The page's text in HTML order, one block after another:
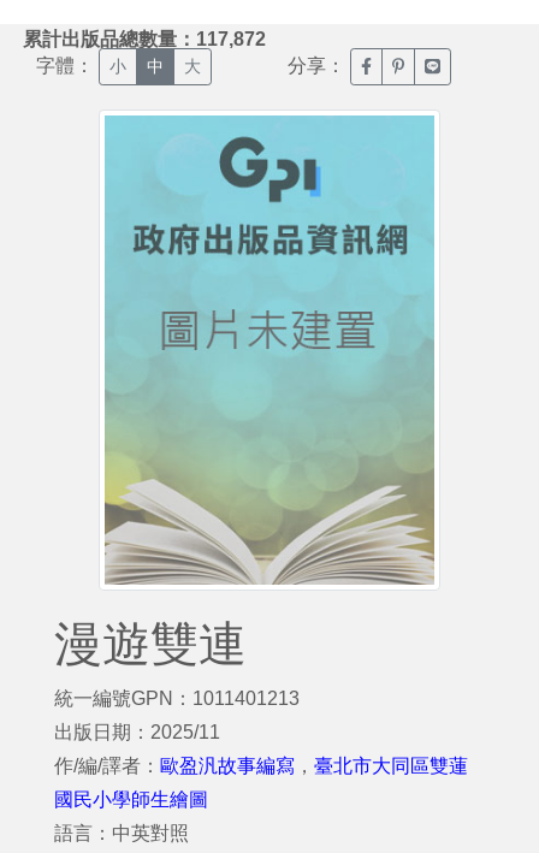
累計出版品總數量：117,872
字體： 小 中 大 分享： 臉書分享(另開新視窗)
噗浪分享(另開新
Line分享(另
漫遊雙連
統一編號GPN：1011401213
出版日期：2025/11
作/編/譯者： 歐盈汎故事編寫 ， 臺北市大同區雙蓮
國民小學師生繪圖
語言：中英對照